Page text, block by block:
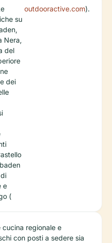
su
Nera,
del
dei
e
(
outdooractive.com).
cucina regionale e
con posti a sedere sia